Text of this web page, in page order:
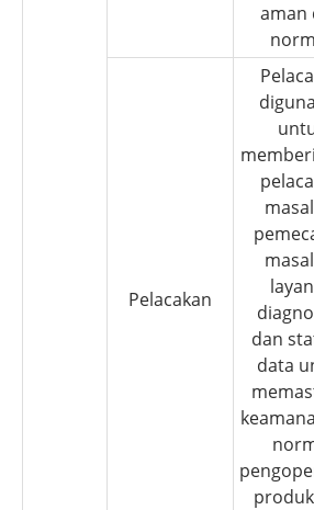
aman
Pelacakan
dan
data